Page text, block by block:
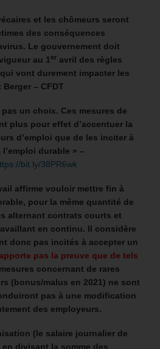
et les chômeurs seront
des conséquences
Le gouvernement doit
au 1 er avril des règles
vont durement impacter les
– CFDT
pas un choix. Ces mesures de
plus pour effet d’accentuer la
d’emploi que de les inciter à
durable » –
bit.ly/38PR6wk
affirme vouloir mettre fin à
pour la même quantité de
alternant contrats courts et
en continu. Il considère
donc pas incités à accepter un
pas la preuve que de tels
concernant de rares
(bonus/malus en 2021) ne sont
pas à une modification
des employeurs.
(le salaire journalier de
divisant la somme des